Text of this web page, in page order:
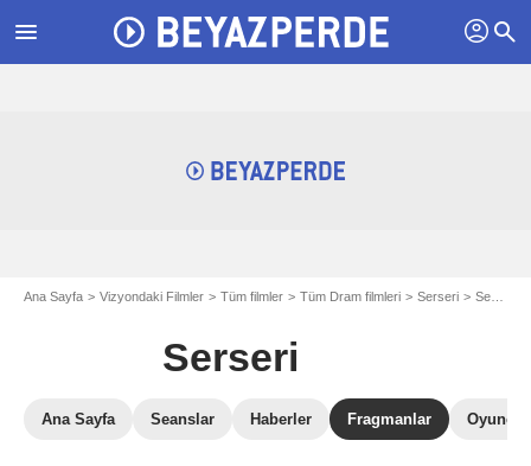
menu profil search
Ana Sayfa Vizyondaki Filmler Tüm filmler Tüm Dram filmleri Serseri Serseri Fragmanlar
Serseri
Ana Sayfa Seanslar Haberler Fragmanlar